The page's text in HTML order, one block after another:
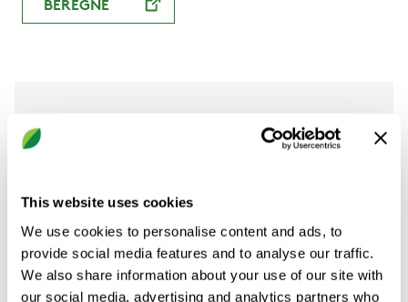
This website uses cookies
We use cookies to personalise content and ads, to
provide social media features and to analyse our traffic.
We also share information about your use of our site with
our social media, advertising and analytics partners who
BEREGNE
Dokumenter
900